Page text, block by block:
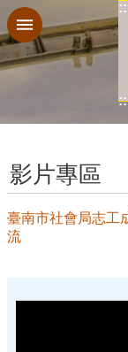
跳到主要內容區塊
影片專區
臺南市社會局志工
流